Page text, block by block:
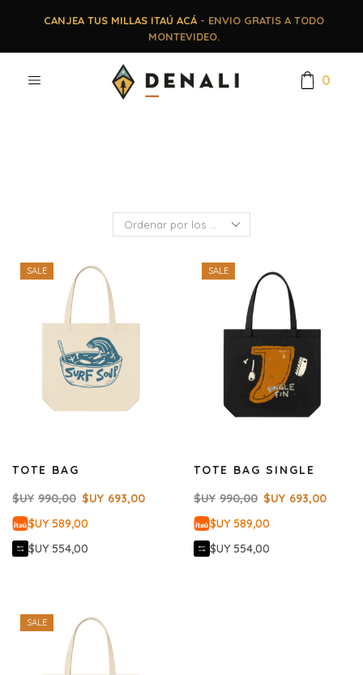
CANJEA TUS MILLAS ITAÚ ACÁ- ENVIO GRATIS A TODO
MONTEVIDEO.
0
SALE
TOTE BAG
$UY 990,00 $UY 693,00
$UY 589,00
$UY 554,00
SALE
TOTE BAG SINGLE
$UY 990,00 $UY 693,00
$UY 589,00
$UY 554,00
SALE